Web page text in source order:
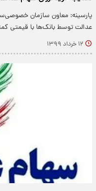
عدالت توسط بانک‌ها با قیمتی
۱۲ خرداد ۱۳۹۹